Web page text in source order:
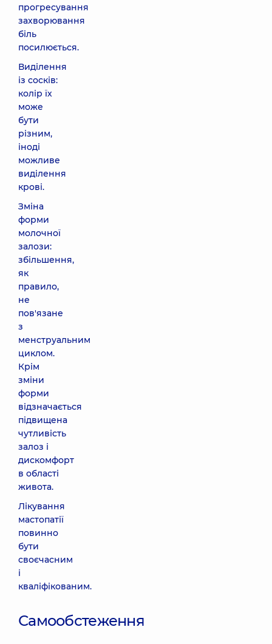
прогресування
захворювання
біль
посилюється.
Виділення
із сосків:
колір їх
може
бути
різним,
іноді
можливе
виділення
крові.
Зміна
форми
молочної
залози:
збільшення,
як
правило,
не
пов'язане
з
менструальним
циклом.
Крім
зміни
форми
відзначається
підвищена
чутливість
залоз і
дискомфорт
в області
живота.
Лікування
мастопатії
повинно
бути
своєчасним
і
кваліфікованим.
Самообстеження